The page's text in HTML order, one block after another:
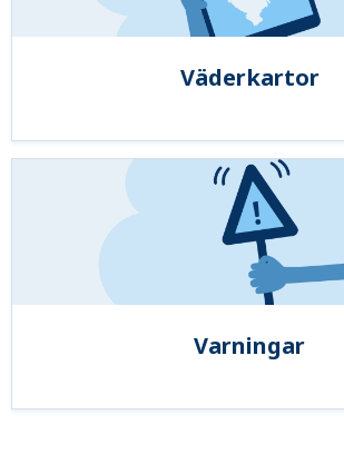
Väderkartor
Varningar